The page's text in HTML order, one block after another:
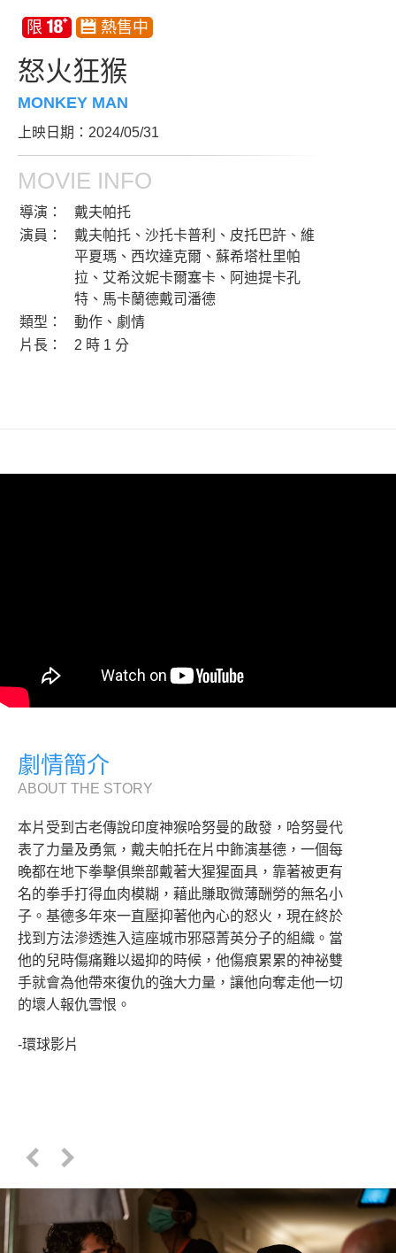
怒火狂猴
MONKEY MAN
上映日期：2024/05/31
MOVIE INFO
導演：
戴夫帕托
演員：
戴夫帕托、沙托卡普利、皮托巴許、維
平夏瑪、西坎達克爾、蘇希塔杜里帕
拉、艾希汶妮卡爾塞卡、阿迪提卡孔
特、馬卡蘭德戴司潘德
類型：
動作、劇情
片長：
2 時 1 分
劇情簡介
ABOUT THE STORY
本片受到古老傳說印度神猴哈努曼的啟發，哈努曼代
表了力量及勇氣，戴夫帕托在片中飾演基德，一個每
晚都在地下拳擊俱樂部戴著大猩猩面具，靠著被更有
名的拳手打得血肉模糊，藉此賺取微薄酬勞的無名小
子。基德多年來一直壓抑著他內心的怒火，現在終於
找到方法滲透進入這座城市邪惡菁英分子的組織。當
他的兒時傷痛難以遏抑的時候，他傷痕累累的神祕雙
手就會為他帶來復仇的強大力量，讓他向奪走他一切
的壞人報仇雪恨。
-環球影片